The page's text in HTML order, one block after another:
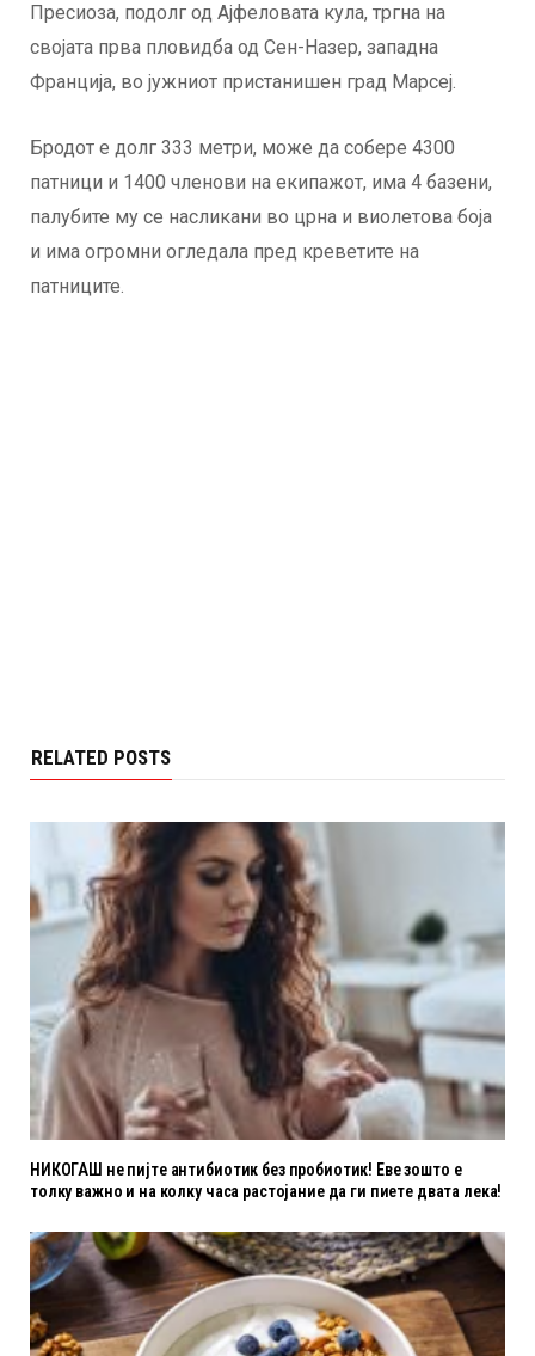
Пресиоза, подолг од Ајфеловата кула, тргна на
својата прва пловидба од Сен-Назер, западна
Франција, во јужниот пристанишен град Марсеј.
Бродот е долг 333 метри, може да собере 4300
патници и 1400 членови на екипажот, има 4 базени,
палубите му се насликани во црна и виолетова боја
и има огромни огледала пред креветите на
патниците.
RELATED POSTS
НИКОГАШ не пијте антибиотик без пробиотик! Еве зошто е
толку важно и на колку часа растојание да ги пиете двата лека!